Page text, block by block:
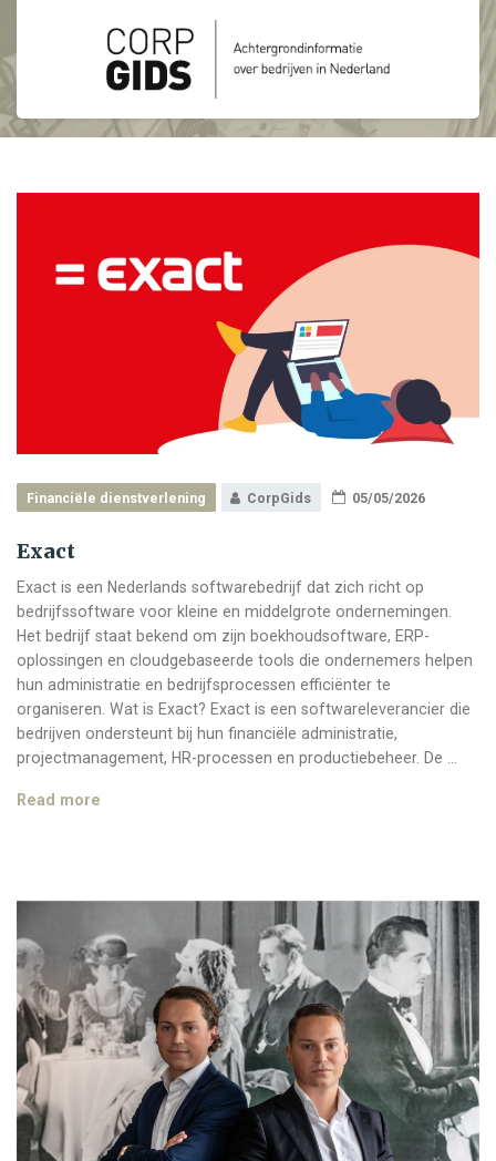
Financiële dienstverlening CorpGids 05/05/2026
Exact
Exact is een Nederlands softwarebedrijf dat zich richt op
bedrijfssoftware voor kleine en middelgrote ondernemingen.
Het bedrijf staat bekend om zijn boekhoudsoftware, ERP-
oplossingen en cloudgebaseerde tools die ondernemers helpen
hun administratie en bedrijfsprocessen efficiënter te
organiseren. Wat is Exact? Exact is een softwareleverancier die
bedrijven ondersteunt bij hun financiële administratie,
projectmanagement, HR-processen en productiebeheer. De …
Read more